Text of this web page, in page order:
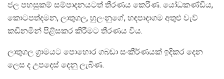
ජල පහසුකම් සම්පාදනයටත් තීරණය කෙරිණ. යෝධකණ්ඩිය,
කොටපත්දමන, ලාතුගල, හුලංනුගේ, හඳපාදාගම අතුළු වැව්
කඩිනමින් පිළිසකර කිරීමට තීරණය විය.
ලාතුගල ග්‍රාමයට පොහොර ගබඩා සංකීර්ණයක් ඉදිකර දෙන
ලෙස ද උපදෙස් දෙනු ලැබිණ.